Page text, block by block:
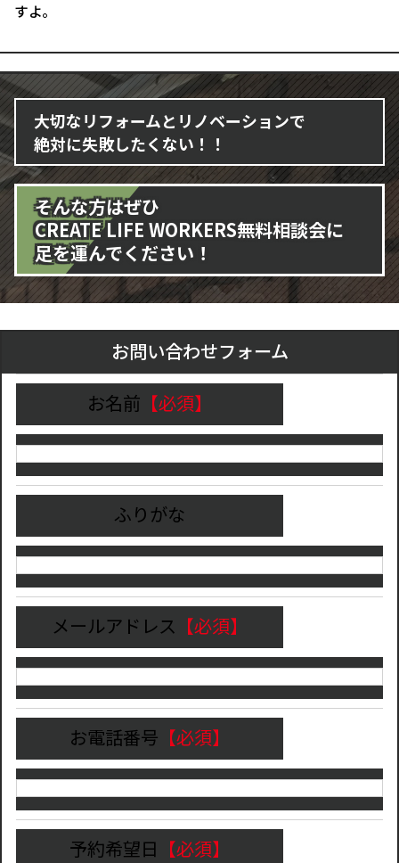
すよ。
大切なリフォームとリノベーションで
絶対に失敗したくない！！
そんな方はぜひ
CREATE LIFE WORKERS無料相談会に
足を運んでください！
お問い合わせフォーム
お名前 【必須】
ふりがな
メールアドレス 【必須】
お電話番号 【必須】
予約希望日 【必須】